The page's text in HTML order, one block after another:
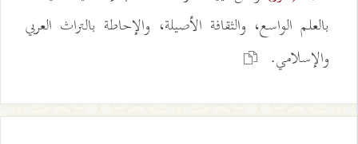
بالعلم الواسع، والثقافة الأصيلة، والإحاطة بالتراث العربي
والإسلامي.